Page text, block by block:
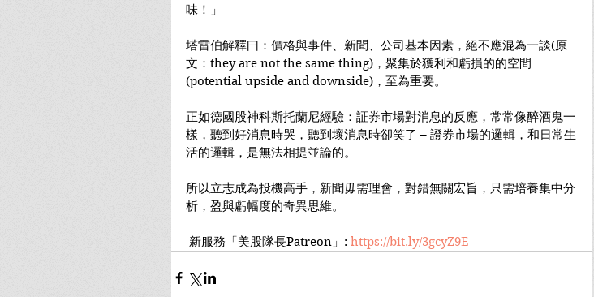
味！」
塔雷伯解釋曰：價格與事件、新聞、公司基本因素，絕不應混為一談(原
文：they are not the same thing)，聚集於獲利和虧損的的空間
(potential upside and downside)，至為重要。
正如德國股神科斯托蘭尼經驗：証券市場對消息的反應，常常像醉酒鬼一
樣，聽到好消息時哭，聽到壞消息時卻笑了 – 證券市場的邏輯，和日常生
活的邏輯，是無法相提並論的。
所以立志成為投機高手，新聞毋需理會，對錯無關宏旨，只需培養集中分
析，盈與虧幅度的奇異思維。
新服務「美股隊長Patreon」: https://bit.ly/3gcyZ9E